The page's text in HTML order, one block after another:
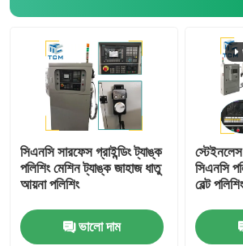
সিএনসি সারফেস গ্রাইন্ডিং ট্যাঙ্ক
পলিশিং মেশিন ট্যাঙ্ক জাহাজ ধাতু
আয়না পলিশিং
ভালো দাম
সিএনসি
বেল্ট